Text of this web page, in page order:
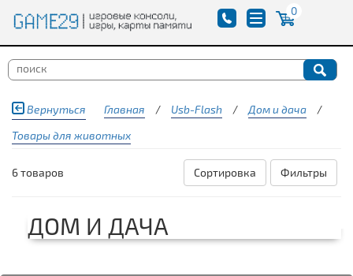
0
Вернуться Главная / Usb-Flash / Дом и дача
/
Товары для животных
6 товаров Фильтры
Сортировка
ДОМ И ДАЧА